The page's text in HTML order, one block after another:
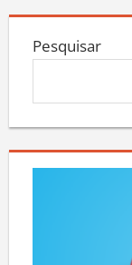
Pesquisar